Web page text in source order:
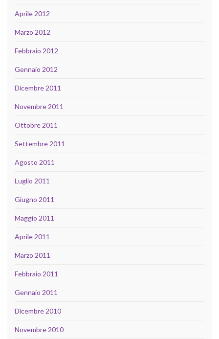
Aprile 2012
Marzo 2012
Febbraio 2012
Gennaio 2012
Dicembre 2011
Novembre 2011
Ottobre 2011
Settembre 2011
Agosto 2011
Luglio 2011
Giugno 2011
Maggio 2011
Aprile 2011
Marzo 2011
Febbraio 2011
Gennaio 2011
Dicembre 2010
Novembre 2010